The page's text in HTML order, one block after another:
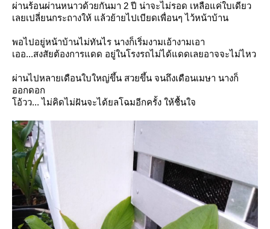
ผ่านร้อนผ่านหนาวด้วยกันมา 2 ปี น่าจะไม่รอด เหลือแค่ใบเดียว
เลยเปลี่ยนกระถางให้ แล้วย้ายไปเบียดเพื่อนๆ ไว้หน้าบ้าน
พอไปอยู่หน้าบ้านไม่ทันไร นางก็เริ่มงามเอ้างามเอา
เออ...สงสัยต้องการแดด อยู่ในโรงรถไม่ได้แดดเลยอาจจะไม่ไหว
ผ่านไปหลายเดือนใบใหญ่ขึ้น สวยขึ้น จนถึงเดือนเมษา นางก็
ออกดอก
อ้วว... ไม่คิดไม่ฝันจะได้ยลโฉมอีกครั้ง ให้ชื้นใจ